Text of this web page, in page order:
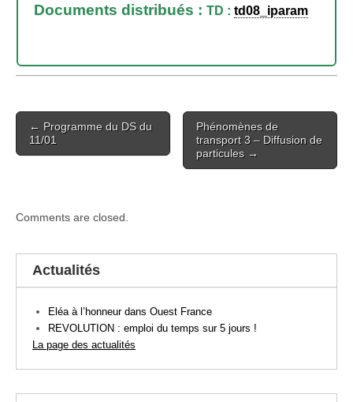
Documents distribués : TD : td08_iparam
Post
navigation
← Programme du DS du
11/01
Phénomènes de
transport 3 – Diffusion de
particules →
Comments are closed.
Actualités
Eléa à l’honneur dans Ouest France
REVOLUTION : emploi du temps sur 5 jours !
La page des actualités